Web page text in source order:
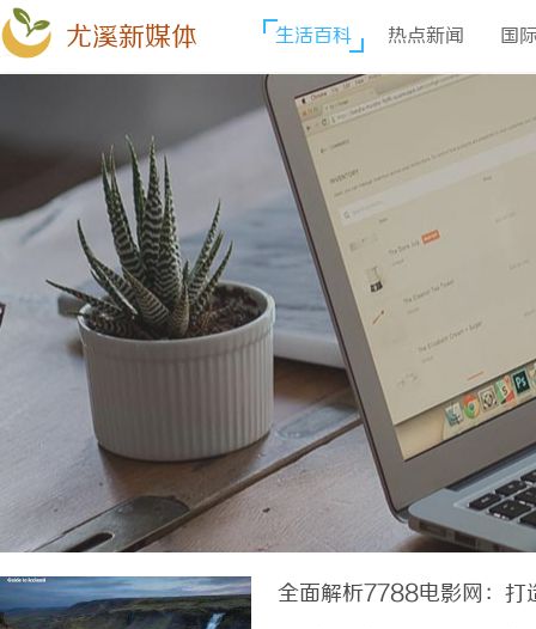
尤溪新媒体 生活百科 热点新闻 国
全面解析7788电影网：打